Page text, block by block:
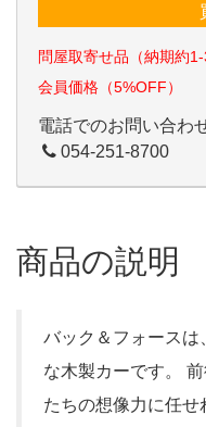
問屋取寄せ品（納期約1-
会員価格（5%OFF）
電話でのお問い合わ
054-251-8700
商品の説明
バック＆フォースは
な木製カーです。
たちの想像力に任